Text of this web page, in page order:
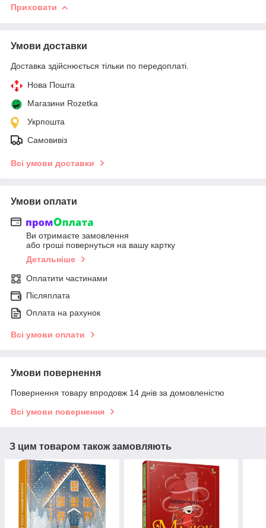
Приховати
Умови доставки
Доставка здійснюється тільки по передоплаті.
Нова Пошта
Магазини Rozetka
Укрпошта
Самовивіз
Всі умови доставки
Умови оплати
Ви отримаєте замовлення
або гроші повернуться на вашу картку
Детальніше
Оплатити частинами
Післяплата
Оплата на рахунок
Всі умови оплати
Умови повернення
Повернення товару впродовж 14 днів за домовленістю
Всі умови повернення
З цим товаром також замовляють